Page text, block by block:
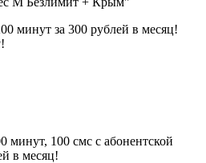
минут за 300 рублей в месяц!
минут, 100 смс с абонентской
в месяц!